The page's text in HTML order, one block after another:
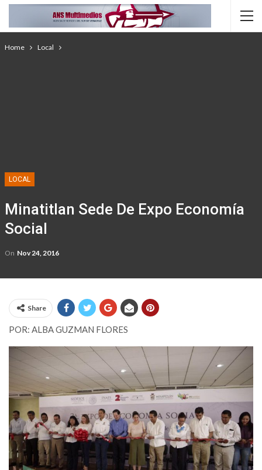
Home Local
LOCAL
Minatitlan Sede De Expo Economía
Social
On Nov 24, 2016
Share
POR: ALBA GUZMAN FLORES